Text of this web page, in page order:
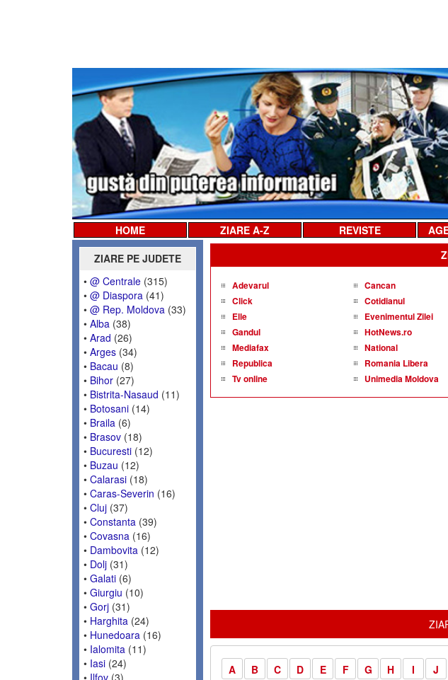
HOME ZIARE A-Z REVISTE
ZIARE PE JUDETE
• @ Centrale (315)
• @ Diaspora (41)
• @ Rep. Moldova (33)
• Alba (38)
• Arad (26)
• Arges (34)
• Bacau (8)
• Bihor (27)
• Bistrita-Nasaud (11)
• Botosani (14)
• Braila (6)
• Brasov (18)
• Bucuresti (12)
• Buzau (12)
• Calarasi (18)
• Caras-Severin (16)
• Cluj (37)
• Constanta (39)
• Covasna (16)
• Dambovita (12)
• Dolj (31)
• Galati (6)
• Giurgiu (10)
• Gorj (31)
• Harghita (24)
• Hunedoara (16)
• Ialomita (11)
• Iasi (24)
• Ilfov (3)
Adevarul Cancan
Click
Cotidianul
Elle
Evenimentul Zilei
Gandul
HotNews.ro
Mediafax
National
Republica
Romania Libera
Tv online
Unimedia Moldova
A B C D E F G H I J